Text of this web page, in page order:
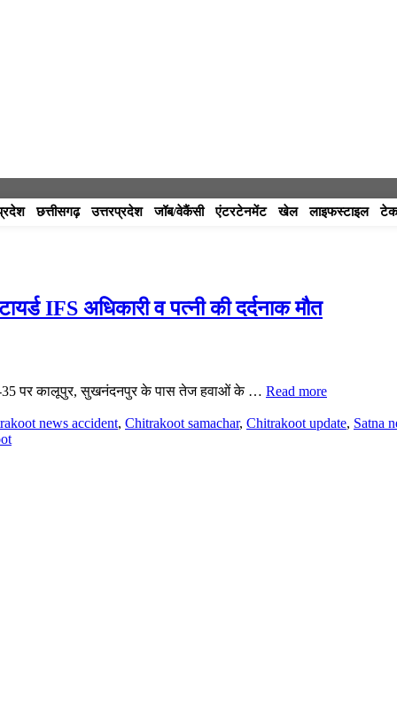
छत्तीसगढ़ उत्तरप्रदेश जॉब/वेकैंसी एंटरटेनमेंट खेल लाइफस्टाइल
IFS अधिकारी व पत्नी की दर्दनाक मौत
35 पर कालूपुर, सुखनंदनपुर के पास तेज हवाओं के … Read more
news accident, Chitrakoot samachar, Chitrakoot update, Satna